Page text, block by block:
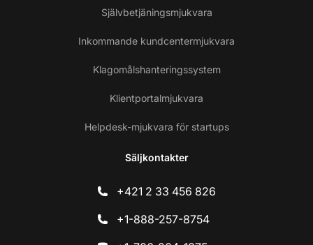
Självbetjäningsmjukvara
Inkommande kundcentermjukvara
Klagomålshanteringssystem
Klientportalmjukvara
Helpdesk-mjukvara för startups
Säljkontakter
+421 2 33 456 826
+1-888-257-8754